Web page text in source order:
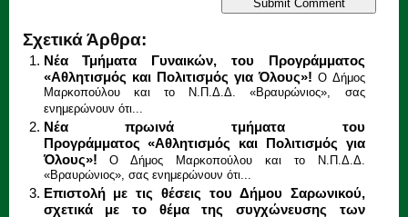
Σχετικά Άρθρα:
Νέα Τμήματα Γυναικών, του Προγράμματος
«Αθλητισμός και Πολιτισμός για Όλους»! Ο Δήμος
Μαρκοπούλου και το Ν.Π.Δ.Δ. «Βραυρώνιος», σας
ενημερώνουν ότι...
Νέα πρωινά τμήματα του
Προγράμματος «Αθλητισμός και Πολιτισμός για
Όλους»!
Ο Δήμος Μαρκοπούλου και το Ν.Π.Δ.Δ.
«Βραυρώνιος», σας ενημερώνουν ότι...
Επιστολή με τις θέσεις του Δήμου Σαρωνικού,
σχετικά με το θέμα της συγχώνευσης των